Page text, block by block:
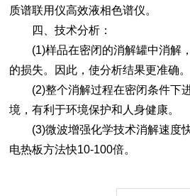
质谱联用仪高效液相色谱仪。
四、技术分析：
(1)样品在密闭的消解罐中消解
的损失。因此，使分析结果更准确。
(2)整个消解过程在密闭条件下
境，有利于环境保护和人身健康。
(3)微波增强化学技术消解速度
电热板方法快10-100倍。